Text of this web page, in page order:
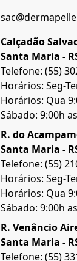
Calçadão
Santa Maria -
Telefone: (55)
Horários: Seg-
Horários: Qua
Sábado: 9:00h
R. do
Santa Maria -
Telefone: (55)
Horários: Seg-
Horários: Qua
Sábado: 9:00h
R. Venâncio
Santa Maria -
Telefone: (55)